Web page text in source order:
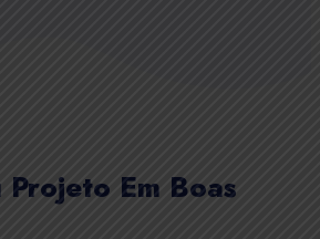
Projeto Em Boas